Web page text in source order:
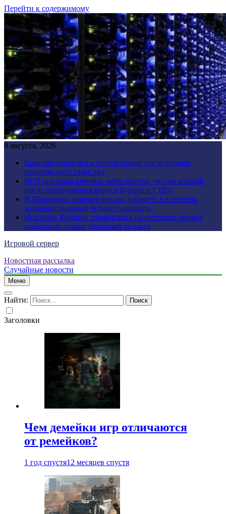
Перейти к содержимому
8 августа, 2026
Врач предупредил о неизлечимых последствиях
хронического пьянства
ВОЗ призвала принять меры против укусов клещей
после обнаружения вируса Бурбон в США
В Минздраве рекомендовали добавить в перечень
жизненно важных четыре препарата
Психолог Крупин: провокации на ретритах сможет
выдержать только здоровый человек
Игровой сервер
Новостная рассылка
Случайные новости
Меню
Найти:
Заголовки
Чем демейки игр отличаются
от ремейков?
1 год спустя12 месяцев спустя